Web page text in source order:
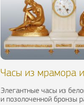
Часы из мрамора
Элегантные часы из
и позолоченной бронзы